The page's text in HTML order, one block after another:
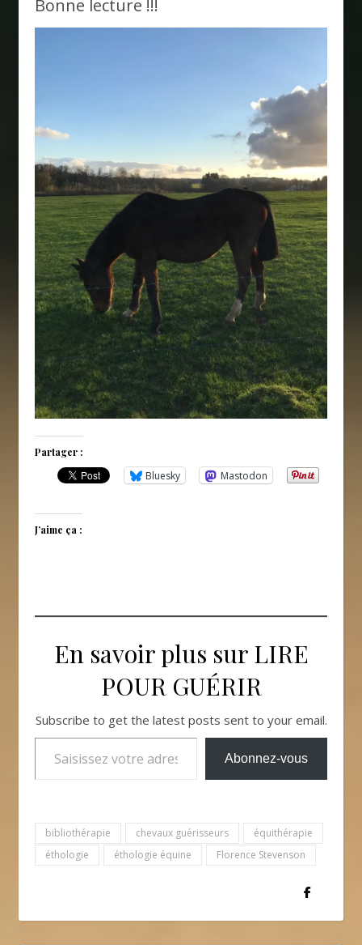
Bonne lecture !!!
Partager :
Bluesky Mastodon
J’aime ça :
En savoir plus sur LIRE
POUR GUÉRIR
Subscribe to get the latest posts sent to your email.
Saisissez votre adresse e-mail…
Abonnez-vous
bibliothérapie chevaux guérisseurs
équithérapie
éthologie
éthologie équine Florence Stevenson